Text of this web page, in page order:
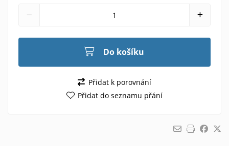
Do košíku
Přidat k porovnání
Přidat do seznamu přání